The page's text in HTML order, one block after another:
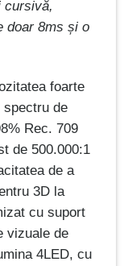
cursivă,
doar 8ms și o
foarte
spectru de
Rec. 709
de 500.000:1
de a
3D la
cu suport
vizuale de
4LED, cu